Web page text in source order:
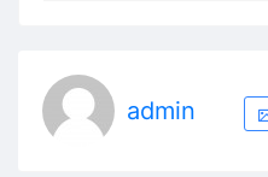
admin